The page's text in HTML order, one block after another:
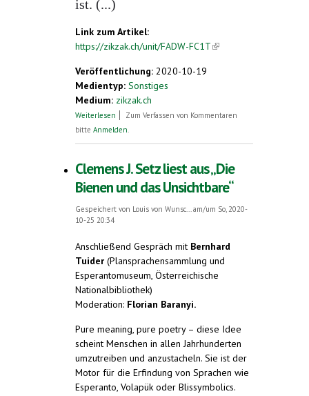
ist. (...)
Link zum Artikel:
https://zikzak.ch/unit/FADW-FC1T(link is
Veröffentlichung: 2020-10-19
Medientyp: Sonstiges
Medium: zikzak.ch
Weiterlesen über Esperanto
Zum Verfassen von Kommentaren
bitte Anmelden
Clemens J. Setz liest aus „Die
Bienen und das Unsichtbare“
Gespeichert von Louis von Wunsc...am/um So, 2020-
10-25 20:34
Anschließend Gespräch mit Bernhard
Tuider (Plansprachensammlung und
Esperantomuseum, Österreichische
Nationalbibliothek)
Moderation: Florian Baranyi.
Pure meaning, pure poetry – diese Idee
scheint Menschen in allen Jahrhunderten
umzutreiben und anzustacheln. Sie ist der
Motor für die Erfindung von Sprachen wie
Esperanto, Volapük oder Blissymbolics.